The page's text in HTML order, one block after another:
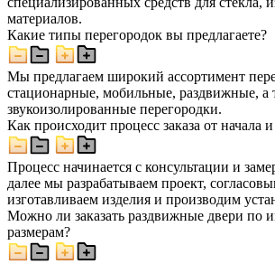
материалов.
Какие типы перегородок вы предлагаете?
Мы предлагаем широкий ассортимент
стационарные, мобильные, раздвижные, а
звукоизолированные перегородки.
Как происходит процесс заказа от начала
Процесс начинается с консультации и
далее мы разрабатываем проект,
изготавливаем изделия и производим
Можно ли заказать раздвижные двери по
размерам?